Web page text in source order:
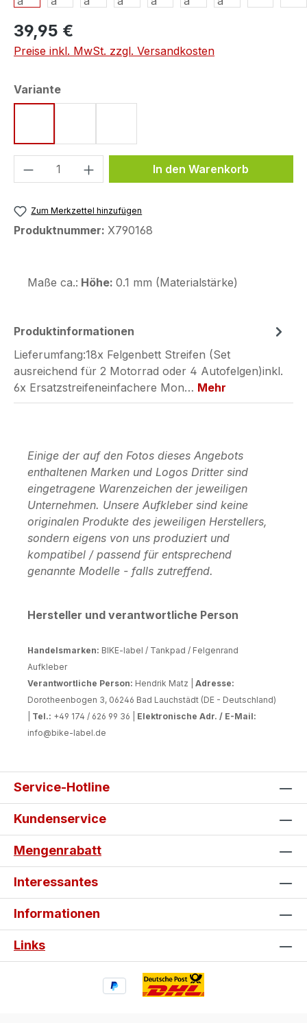
39,95 €
Preise inkl. MwSt. zzgl. Versandkosten
Varianteauswählen
Produkt Anzahl: Gib denIn den Warenkorb
Zum Merkzettel hinzufügen
Produktnummer: X790168
Maße ca.: Höhe: 0.1 mm (Materialstärke)
Produktinformationen
Lieferumfang:18x Felgenbett Streifen (Set
ausreichend für 2 Motorrad oder 4 Autofelgen)inkl.
6x Ersatzstreifeneinfachere Mon… Mehr
Einige der auf den Fotos dieses Angebots
enthaltenen Marken und Logos Dritter sind
eingetragene Warenzeichen der jeweiligen
Unternehmen. Unsere Aufkleber sind keine
originalen Produkte des jeweiligen Herstellers,
sondern eigens von uns produziert und
kompatibel / passend für entsprechend
genannte Modelle - falls zutreffend.
Hersteller und verantwortliche Person
Handelsmarken: BIKE-label / Tankpad / Felgenrand
Aufkleber
Verantwortliche Person: Hendrik Matz | Adresse:
Dorotheenbogen 3, 06246 Bad Lauchstädt (DE - Deutschland)
Tel.: +49 174 / 626 99 36 | Elektronische Adr. / E-Mail:
info@bike-label.de
Service-Hotline
Kundenservice
Mengenrabatt
Interessantes
Informationen
Links